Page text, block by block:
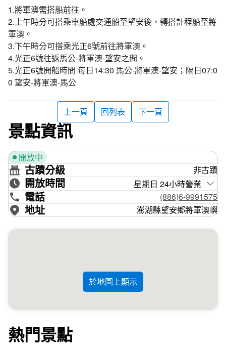
將軍澳嶼周邊有許多島嶼，東側海岸有因形狀像船帆而得名
的「船帆嶼」，退潮時會與將軍澳嶼相連，是典型的陸連
島，也因此被稱為「將門嶼」。還有像是無人的「忘憂
島」，擁有美麗的珊瑚礁生態，可以在知名的浮潛景點金瓜
仔礁探索海底世界，並體驗在無人島上遠離喧囂的露營！若
是從將軍澳嶼坐船往南邊則可以抵達生態保護區的頭巾嶼，
觀，在海蝕平台上會看見許多如小水塘的海洋潮池，含養著
許多潮間帶的生物，潮池的生態也會隨著漲潮時淹沒潮池而
有所改變。除此之外，島上還棲息許多不同種類的燕鷗，像
是鳳頭蒼燕鷗、白眉燕鷗等候鳥都會在此停留，可以以巡航
的方式在遠處觀察這些燕鷗喔！
1.將軍澳需搭船前往。
2.上午時分可搭乘車船處交通船至望安後，轉搭計程船至將
軍澳。
3.下午時分可搭乘光正6號前往將軍澳。
4.光正6號往返馬公-將軍澳-望安之間。
5.光正6號開船時間 每日14:30 馬公-將軍澳-望安；隔日07:0
0 望安-將軍澳-馬公
上一頁 回列表 下一頁
景點資訊
開放中
古蹟分級 非古蹟
開放時間 星期日 24小時營業
電話 (886)6-9991575
地址 澎湖縣望安鄉將軍澳嶼
於地圖上顯示
熱門景點